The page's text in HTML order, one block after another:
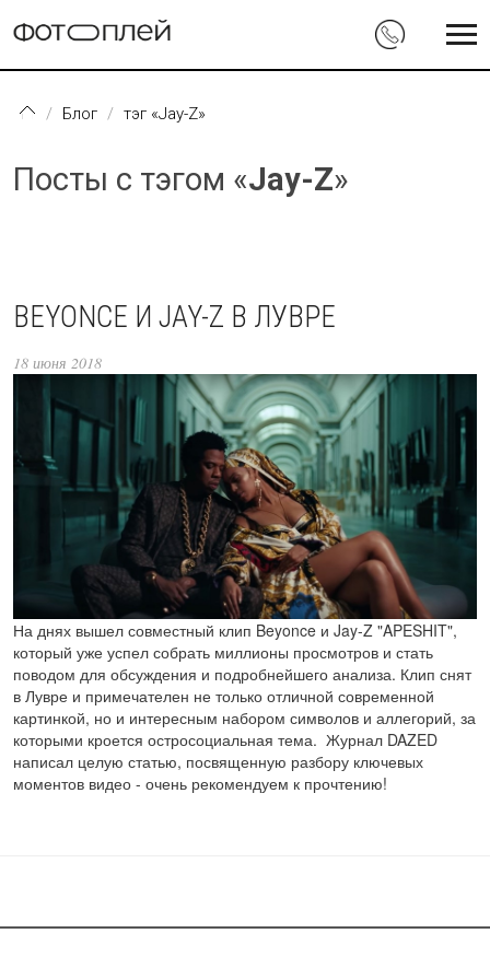
Блог тэг «Jay-Z»
Посты с тэгом «Jay-Z»
BEYONCE И JAY-Z В ЛУВРЕ
18 июня 2018
На днях вышел совместный клип Beyonce и Jay-Z "APESHIT",
который уже успел собрать миллионы просмотров и стать
поводом для обсуждения и подробнейшего анализа. Клип снят
в Лувре и примечателен не только отличной современной
картинкой, но и интересным набором символов и аллегорий, за
которыми кроется остросоциальная тема. Журнал DAZED
написал целую статью, посвященную разбору ключевых
моментов видео - очень рекомендуем к прочтению!